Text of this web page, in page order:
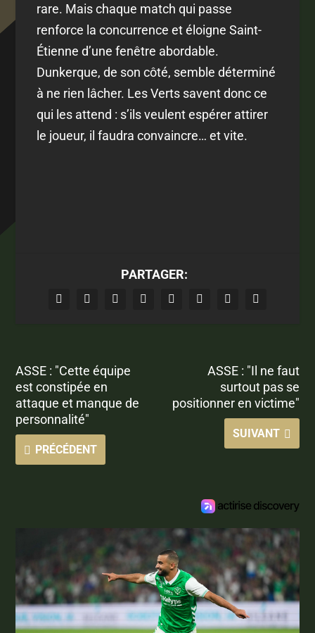
rare. Mais chaque match qui passe
renforce la concurrence et éloigne Saint-
Étienne d’une fenêtre abordable.
Dunkerque, de son côté, semble déterminé
à ne rien lâcher. Les Verts savent donc ce
qui les attend : s’ils veulent espérer attirer
le joueur, il faudra convaincre… et vite.
PARTAGER:
ASSE : "Cette équipe
est constipée en
attaque et manque de
personnalité"
PRÉCÉDENT
ASSE : "Il ne faut
surtout pas se
positionner en victime"
SUIVANT